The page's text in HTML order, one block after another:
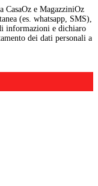
CasaOz e MagazziniOz
(es. whatsapp, SMS),
informazioni e dichiaro
dei dati personali a